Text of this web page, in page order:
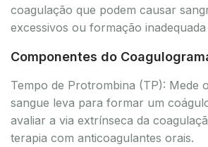
coagulação que podem causar
excessivos ou formação
Componentes do
Tempo de Protrombina (TP): Mede
sangue leva para formar um
avaliar a via extrínseca da
terapia com anticoagulantes orais.